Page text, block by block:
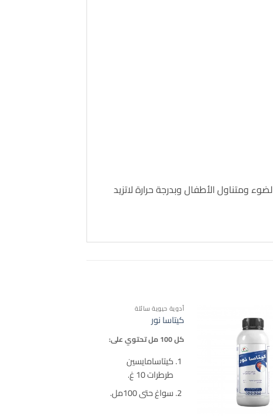
ومتناول الأطفال وبدرجة حرارة لاتزيد
أدوية حيوية سائلة
كيتاسا نور
كل 100 مل تحتوي على:
كيتاسامايسين
طرطرات 10 غ.
سواغ حتى 100مل.